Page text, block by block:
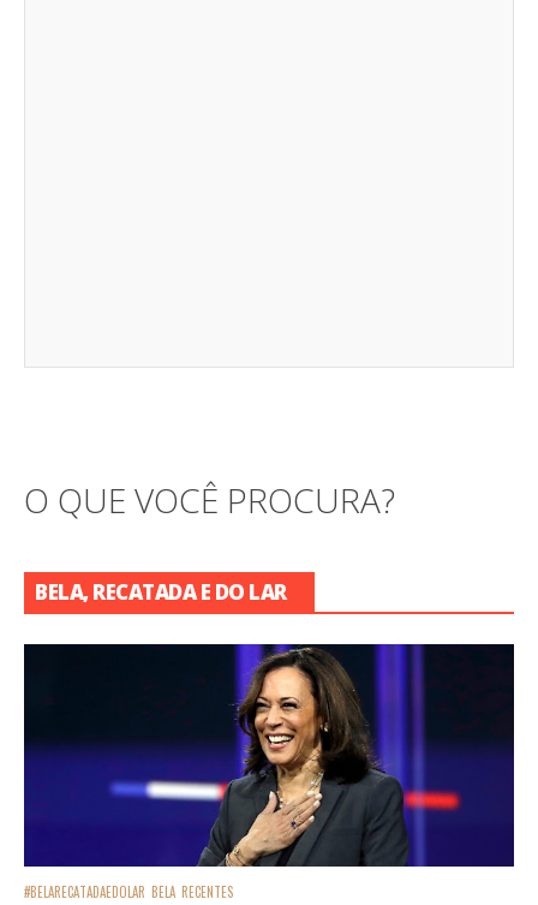
O QUE VOCÊ PROCURA?
BELA, RECATADA E DO LAR
#BELARECATADAEDOLAR BELA RECENTES